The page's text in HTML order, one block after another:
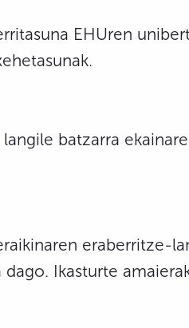
EHUren
batzarra
eraberritze-
Ikasturte